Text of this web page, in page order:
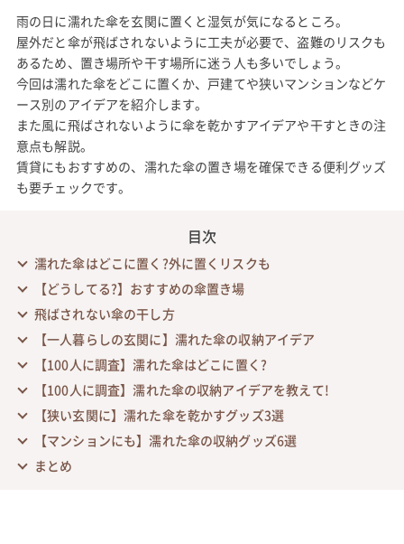
雨の日に濡れた傘を玄関に置くと湿気が気になるところ。
屋外だと傘が飛ばされないように工夫が必要で、盗難のリスクも
あるため、置き場所や干す場所に迷う人も多いでしょう。
今回は濡れた傘をどこに置くか、戸建てや狭いマンションなどケ
ース別のアイデアを紹介します。
また風に飛ばされないように傘を乾かすアイデアや干すときの注
意点も解説。
賃貸にもおすすめの、濡れた傘の置き場を確保できる便利グッズ
も要チェックです。
目次
濡れた傘はどこに置く?外に置くリスクも
【どうしてる?】おすすめの傘置き場
飛ばされない傘の干し方
【一人暮らしの玄関に】濡れた傘の収納アイデア
【100人に調査】濡れた傘はどこに置く?
【100人に調査】濡れた傘の収納アイデアを教えて!
【狭い玄関に】濡れた傘を乾かすグッズ3選
【マンションにも】濡れた傘の収納グッズ6選
まとめ